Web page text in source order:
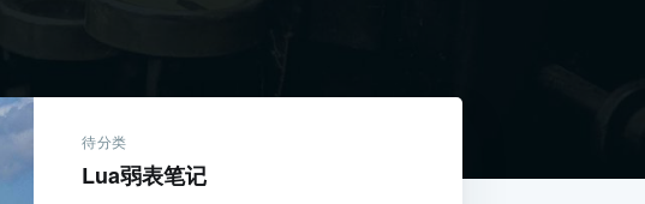
待分类
Lua弱表笔记